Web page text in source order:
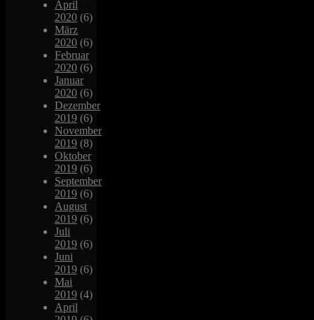
April
2020 (6)
März
2020 (6)
Februar
2020 (6)
Januar
2020 (6)
Dezember
2019 (6)
November
2019 (8)
Oktober
2019 (6)
September
2019 (6)
August
2019 (6)
Juli
2019 (6)
Juni
2019 (6)
Mai
2019 (4)
April